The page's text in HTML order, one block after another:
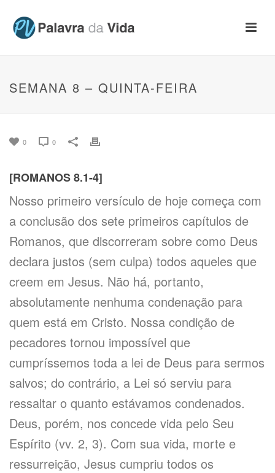
SEMANA 8 – QUINTA-FEIRA
0 0
[ROMANOS 8.1-4]
Nosso primeiro versículo de hoje começa com
a conclusão dos sete primeiros capítulos de
Romanos, que discorreram sobre como Deus
declara justos (sem culpa) todos aqueles que
creem em Jesus. Não há, portanto,
absolutamente nenhuma condenação para
quem está em Cristo. Nossa condição de
pecadores tornou impossível que
cumpríssemos toda a lei de Deus para sermos
salvos; do contrário, a Lei só serviu para
ressaltar o quanto estávamos condenados.
Deus, porém, nos concede vida pelo Seu
Espírito (vv. 2, 3). Com sua vida, morte e
ressurreição, Jesus cumpriu todos os